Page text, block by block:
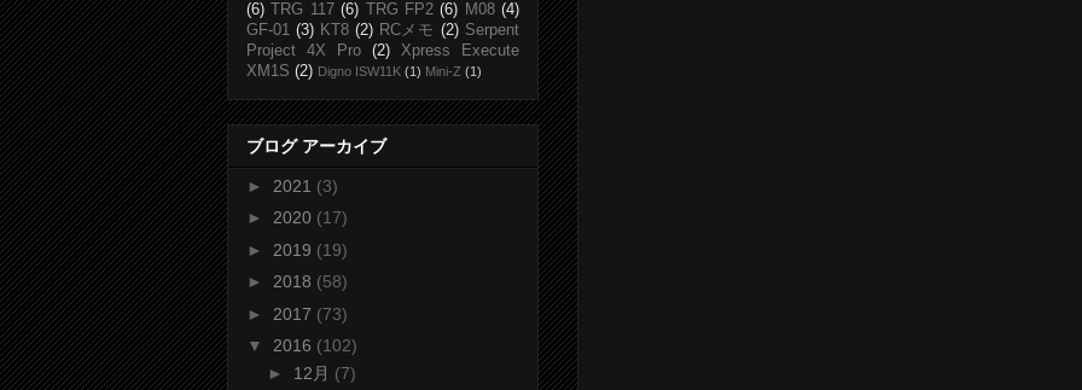
(6)
TRG 117 (6) TRG FP2 (6) M08 (4)
GF-01 (3) KT8 (2) RCメモ (2) Serpent
Project 4X Pro
(2)
Xpress Execute
XM1S (2) Digno ISW11K (1) Mini-Z (1)
ブログ アーカイブ
► 2021 (3)
► 2020 (17)
► 2019 (19)
► 2018 (58)
► 2017 (73)
▼ 2016 (102)
► 12月 (7)